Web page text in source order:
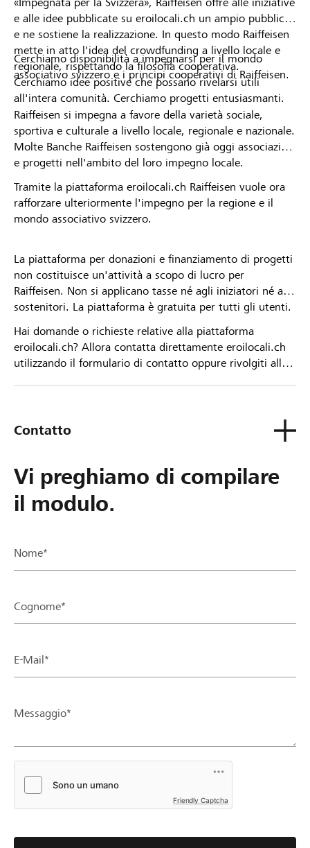
e alle idee pubblicate su eroilocali.ch un ampio pubblico
e ne sostiene la realizzazione. In questo modo Raiffeisen
mette in atto l'idea del crowdfunding a livello locale e
regionale, rispettando la filosofia cooperativa.
Cerchiamo idee positive che possano rivelarsi utili
all'intera comunità. Cerchiamo progetti entusiasmanti.
Cerchiamo disponibilità a impegnarsi per il mondo
associativo svizzero e i principi cooperativi di Raiffeisen.
Raiffeisen si impegna a favore della varietà sociale,
sportiva e culturale a livello locale, regionale e nazionale.
Molte Banche Raiffeisen sostengono già oggi associazioni
e progetti nell'ambito del loro impegno locale.
Tramite la piattaforma eroilocali.ch Raiffeisen vuole ora
rafforzare ulteriormente l'impegno per la regione e il
mondo associativo svizzero.
La piattaforma per donazioni e finanziamento di progetti
non costituisce un'attività a scopo di lucro per
Raiffeisen. Non si applicano tasse né agli iniziatori né ai
sostenitori. La piattaforma è gratuita per tutti gli utenti.
Hai domande o richieste relative alla piattaforma
eroilocali.ch? Allora contatta direttamente eroilocali.ch
utilizzando il formulario di contatto oppure rivolgiti alla
Contatto
Vi preghiamo di compilare
il modulo.
Nome*
Cognome*
E-Mail*
Messaggio*
Friendly Captcha